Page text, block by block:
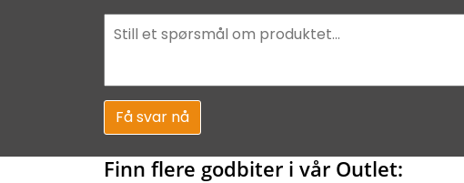
Få svar nå
Finn flere godbiter i vår Outlet: